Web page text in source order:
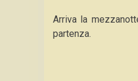
Arriva la
partenza.